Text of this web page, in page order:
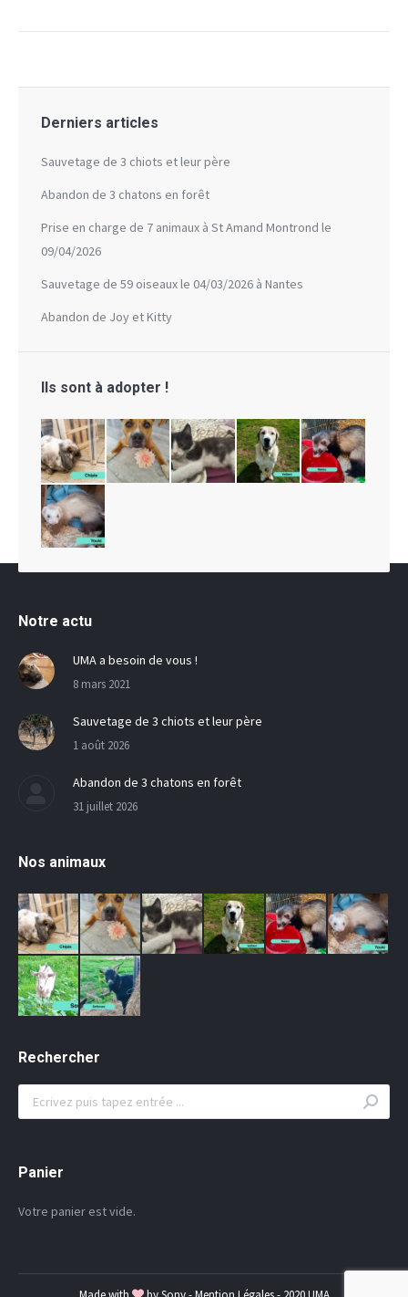
Derniers articles
Sauvetage de 3 chiots et leur père
Abandon de 3 chatons en forêt
Prise en charge de 7 animaux à St Amand Montrond le
09/04/2026
Sauvetage de 59 oiseaux le 04/03/2026 à Nantes
Abandon de Joy et Kitty
Ils sont à adopter !
Notre actu
UMA a besoin de vous !
8 mars 2021
Sauvetage de 3 chiots et leur père
1 août 2026
Abandon de 3 chatons en forêt
31 juillet 2026
Nos animaux
Rechercher
Search:
Panier
Votre panier est vide.